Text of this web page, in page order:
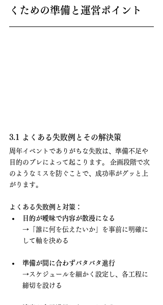
くための準備と運営ポイント
3.1 よくある失敗例とその解決策
周年イベントでありがちな失敗は、準備不足や
目的のブレによって起こります。 企画段階で次
のようなミスを防ぐことで、成功率がグッと上
がります。
よくある失敗例と対策：
目的が曖昧で内容が散漫になる
→「誰に何を伝えたいか」を事前に明確に
して軸を決める
準備が間に合わずバタバタ進行
→スケジュールを細かく設定し、各工程に
締切を設ける